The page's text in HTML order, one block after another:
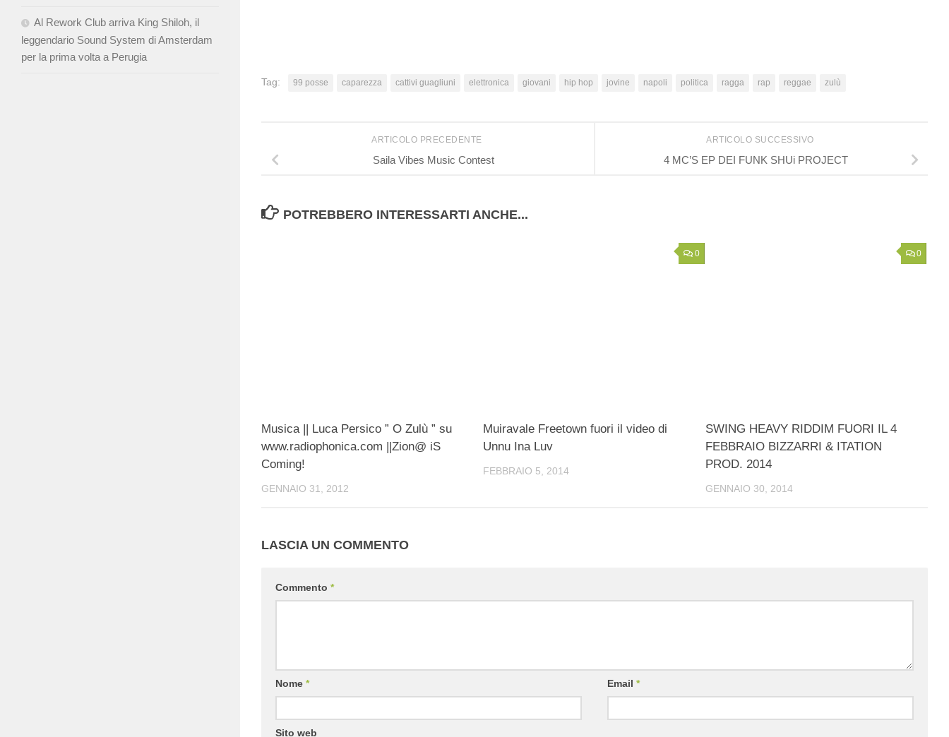
Tag: 99 posse caparezza cattivi guagliuni elettronica giovani hip hop jovine napoli politica ragga rap reggae zulù
ARTICOLO SUCCESSIVO
4 MC’S EP DEI FUNK SHUi PROJECT
ARTICOLO PRECEDENTE
Saila Vibes Music Contest
POTREBBERO INTERESSARTI ANCHE...
Musica || Luca Persico ” O Zulù ” su
www.radiophonica.com ||Zion@ iS
Coming!
GENNAIO 31, 2012
0
Muiravale Freetown fuori il video di
Unnu Ina Luv
FEBBRAIO 5, 2014
0
SWING HEAVY RIDDIM FUORI IL 4
FEBBRAIO BIZZARRI & ITATION
PROD. 2014
GENNAIO 30, 2014
LASCIA UN COMMENTO
Commento *
Nome * Email*
Sito web
Al Rework Club arriva King Shiloh, il
leggendario Sound System di Amsterdam
per la prima volta a Perugia